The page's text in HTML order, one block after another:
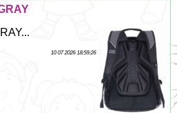
10 07 2026 18:59:26